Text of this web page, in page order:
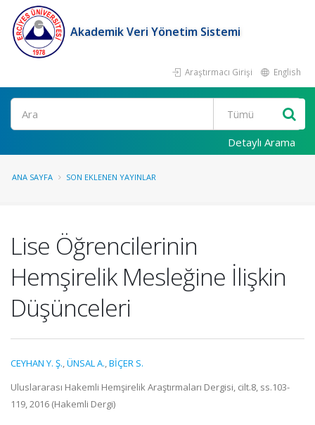
Akademik Veri Yönetim Sistemi
Araştırmacı Girişi English
Ara
Detaylı Arama
ANA SAYFA SON EKLENEN YAYINLAR
Lise Öğrencilerinin
Hemşirelik Mesleğine İlişkin
Düşünceleri
CEYHAN Y. Ş.,ÜNSAL A.,BİÇER S.
Uluslararası Hakemli Hemşirelik Araştırmaları Dergisi, cilt.8, ss.103-
119, 2016 (Hakemli Dergi)